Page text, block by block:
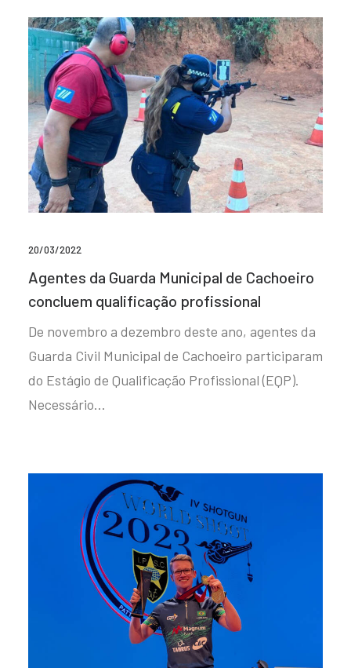
20/03/2022
Agentes da Guarda Municipal de Cachoeiro
concluem qualificação profissional
De novembro a dezembro deste ano, agentes da
Guarda Civil Municipal de Cachoeiro participaram
do Estágio de Qualificação Profissional (EQP).
Necessário…